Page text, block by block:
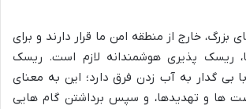
خارج از منطقه امن ما قرار دارند و برای
ریسک پذیری هوشمندانه لازم است. ریسک
بی گدار به آب زدن فرق دارد؛ این به معنای
ها و تهدیدها، و سپس برداشتن گام هایی